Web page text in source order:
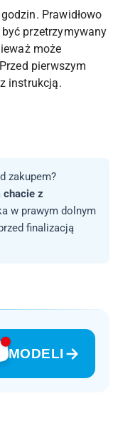
Prawidłowo
przetrzymywany
może
pierwszym
instrukcją.
zakupem?
chacie z
w prawym dolnym
finalizacją
MODELI